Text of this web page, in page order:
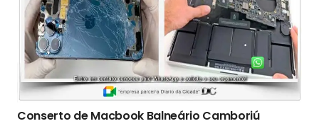
Conserto de Macbook Balneário Camboriú